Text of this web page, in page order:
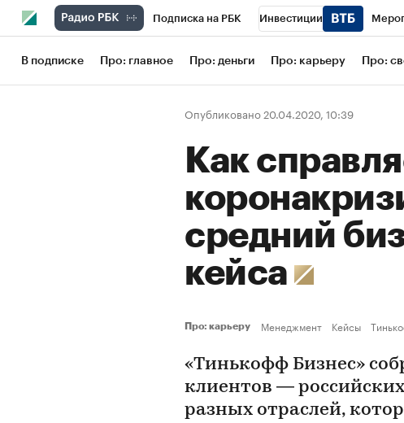
Подписка на РБК Инвестиции
Школа управления РБК РБК Образование
Рынок наличной валюты
В подписке Про: главное Про: деньги Про: карьеру Про:
Опубликовано 20.04.2020, 10:39
Как
средний
кейса
Про: карьеру Менеджмент Кейсы
«Тинькофф Бизнес»
клиентов —
разных отраслей,